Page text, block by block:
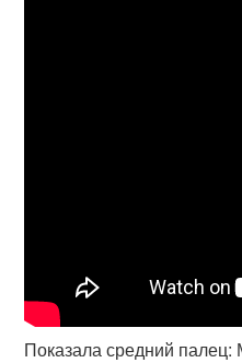
Показала средний